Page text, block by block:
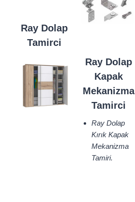
Ray Dolap
Tamirci
Ray Dolap
Kapak
Mekanizma
Tamirci
Ray Dolap
Kırık Kapak
Mekanizma
Tamiri.